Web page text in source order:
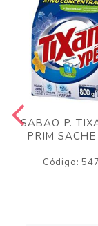
SABAO P.
PRIM
Código: